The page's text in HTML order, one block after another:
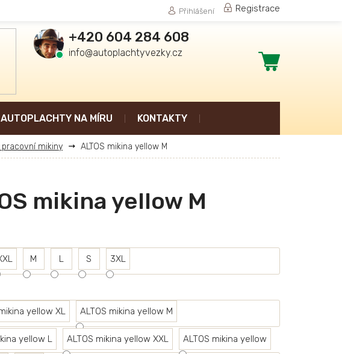
Registrace
Přihlášení
+420 604 284 608
info@autoplachtyvezky.cz
Nákupní
AUTOPLACHTY NA MÍRU KONTAKTY
pracovní mikiny ALTOS mikina yellow M
M L S 3XL
yellow XL ALTOS mikina yellow M
yellow L ALTOS mikina yellow XXL ALTOS mikina yellow
mikina yellow M